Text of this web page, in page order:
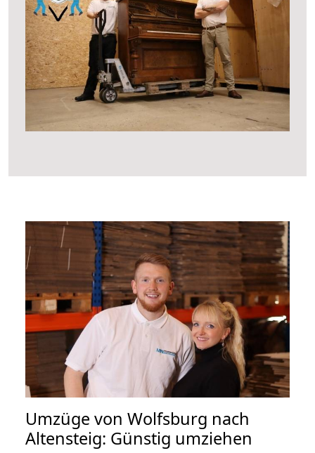
Umzüge von Wolfsburg nach
Altensteig: Günstig umziehen